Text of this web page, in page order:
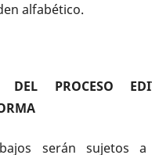
alfabético.
DEL PROCESO
serán sujetos